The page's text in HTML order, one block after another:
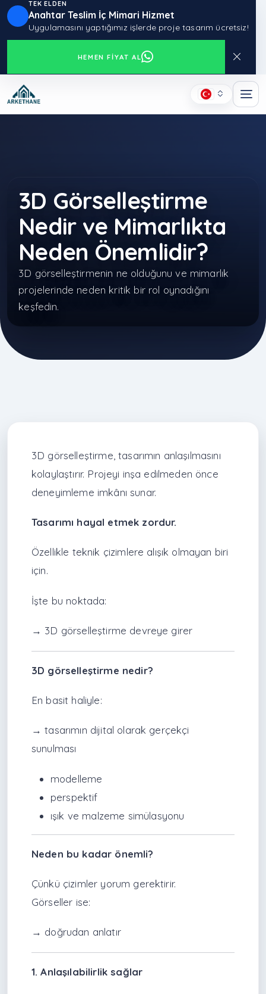
TEK ELDEN
Anahtar Teslim İç Mimari Hizmet
Uygulamasını yaptığımız işlerde proje tasarım ücretsiz!
HEMEN FIYAT AL
3D Görselleştirme
Nedir ve Mimarlıkta
Neden Önemlidir?
3D görselleştirmenin ne olduğunu ve mimarlık
projelerinde neden kritik bir rol oynadığını
keşfedin.
3D görselleştirme, tasarımın anlaşılmasını
kolaylaştırır. Projeyi inşa edilmeden önce
deneyimleme imkânı sunar.
Tasarımı hayal etmek zordur.
Özellikle teknik çizimlere alışık olmayan biri
için.
İşte bu noktada:
→ 3D görselleştirme devreye girer
3D görselleştirme nedir?
En basit haliyle:
→ tasarımın dijital olarak gerçekçi
sunulması
modelleme
perspektif
ışık ve malzeme simülasyonu
Neden bu kadar önemli?
Çünkü çizimler yorum gerektirir.
Görseller ise:
→ doğrudan anlatır
1. Anlaşılabilirlik sağlar